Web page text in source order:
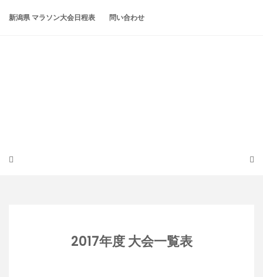
新潟県 マラソン大会日程表 問い合わせ
2017年度 大会一覧表